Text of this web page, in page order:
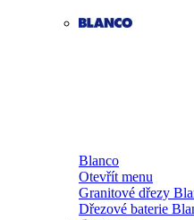
Blanco
Otevřít menu
Granitové dřezy
Dřezové baterie